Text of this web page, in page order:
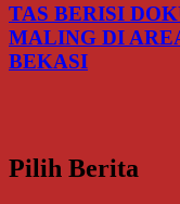
TAS BERISI
MALING DI
BEKASI
Pilih Berita